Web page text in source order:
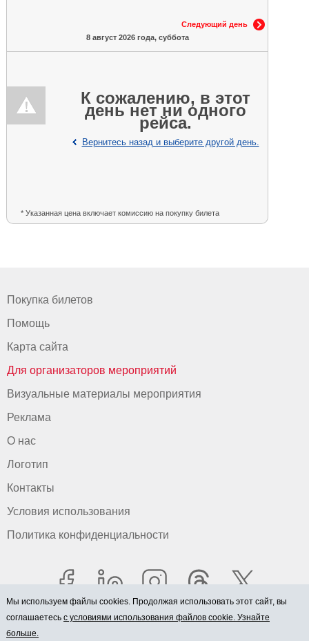
Следующий день
8 август 2026 года, суббота
К сожалению, в этот
день нет ни одного
рейса.
Вернитесь назад и выберите другой день.
* Указанная цена включает комиссию на покупку билета
Покупка билетов
Помощь
Карта сайта
Для организаторов мероприятий
Визуальные материалы мероприятия
Реклама
О нас
Логотип
Контакты
Условия использования
Политика конфиденциальности
Мы используем файлы cookies. Продолжая использовать этот сайт, вы
соглашаетесь с условиями использования файлов cookie. Узнайте
больше.